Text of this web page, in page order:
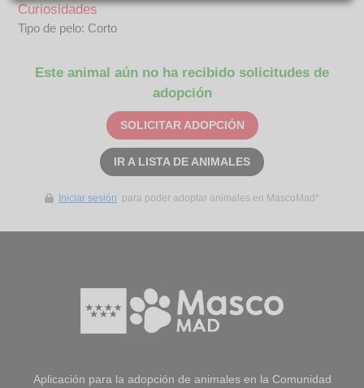
Curiosidades
Tipo de pelo: Corto
Este animal aún no ha recibido solicitudes de
adopción
SOLICITAR ADOPCIÓN
IR A LISTA DE ANIMALES
Iniciar sesión para poder adoptar animales en MascoMad*
Aplicación para la adopción de animales en la Comunidad